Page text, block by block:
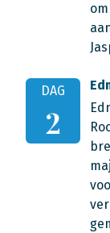
DAG
2